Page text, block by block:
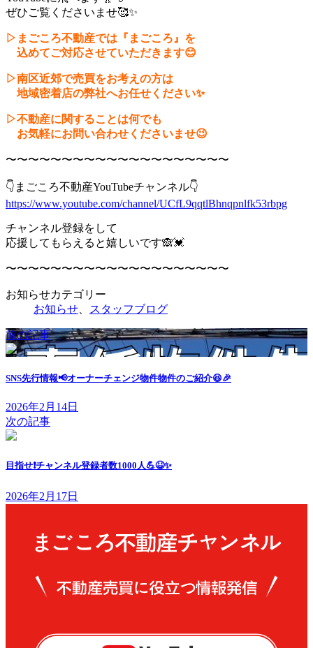
ぜひご覧くださいませ🥰✨
▷まごころ不動産では『まごころ』を
込めてご対応させていただきます😊
▷南区近郊で売買をお考えの方は
地域密着店の弊社へお任せください✨
▷不動産に関することは何でも
お気軽にお問い合わせくださいませ😉
〜〜〜〜〜〜〜〜〜〜〜〜〜〜〜〜〜〜〜〜
👇まごころ不動産YouTubeチャンネル👇
https://www.youtube.com/channel/UCfL9qqtlBhnqpnlfk53rbpg
チャンネル登録をして
応援してもらえると嬉しいです🙈💓
〜〜〜〜〜〜〜〜〜〜〜〜〜〜〜〜〜〜〜〜
お知らせカテゴリー
お知らせ
スタッフブログ
前の記事
SNS先行情報📢オーナーチェンジ物件物件のご紹介😆🎉
2026年2月14日
次の記事
目指せ❗チャンネル登録者数1000人💪😆✨
2026年2月17日